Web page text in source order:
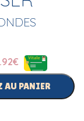
€
AU PANIER